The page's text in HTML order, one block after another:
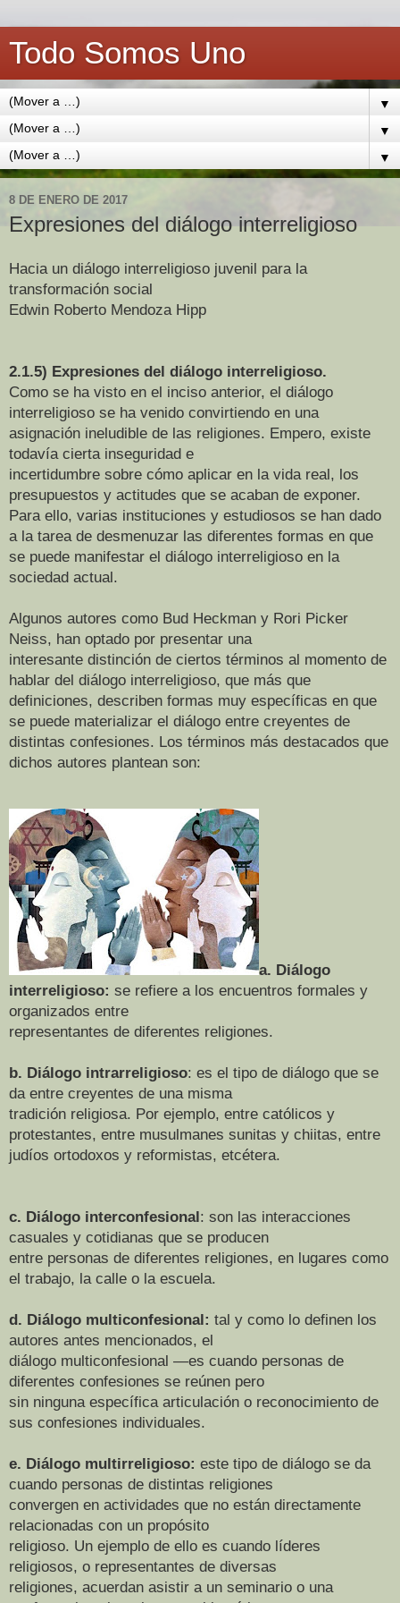
Todo Somos Uno
▼
▼
▼
8 DE ENERO DE 2017
Expresiones del diálogo interreligioso
Hacia un diálogo interreligioso juvenil para la
transformación social
Edwin Roberto Mendoza Hipp
2.1.5) Expresiones del diálogo interreligioso.
Como se ha visto en el inciso anterior, el diálogo
interreligioso se ha venido convirtiendo en una
asignación ineludible de las religiones. Empero, existe
todavía cierta inseguridad e
incertidumbre sobre cómo aplicar en la vida real, los
presupuestos y actitudes que se acaban de exponer.
Para ello, varias instituciones y estudiosos se han dado
a la tarea de desmenuzar las diferentes formas en que
se puede manifestar el diálogo interreligioso en la
sociedad actual.
Algunos autores como Bud Heckman y Rori Picker
Neiss, han optado por presentar una
interesante distinción de ciertos términos al momento de
hablar del diálogo interreligioso, que más que
definiciones, describen formas muy específicas en que
se puede materializar el diálogo entre creyentes de
distintas confesiones. Los términos más destacados que
dichos autores plantean son:
a. Diálogo
interreligioso: se refiere a los encuentros formales y
organizados entre
representantes de diferentes religiones.
b. Diálogo intrarreligioso: es el tipo de diálogo que se
da entre creyentes de una misma
tradición religiosa. Por ejemplo, entre católicos y
protestantes, entre musulmanes sunitas y chiitas, entre
judíos ortodoxos y reformistas, etcétera.
c. Diálogo interconfesional: son las interacciones
casuales y cotidianas que se producen
entre personas de diferentes religiones, en lugares como
el trabajo, la calle o la escuela.
d. Diálogo multiconfesional: tal y como lo definen los
autores antes mencionados, el
diálogo multiconfesional ―es cuando personas de
diferentes confesiones se reúnen pero
sin ninguna específica articulación o reconocimiento de
sus confesiones individuales.
e. Diálogo multirreligioso: este tipo de diálogo se da
cuando personas de distintas religiones
convergen en actividades que no están directamente
relacionadas con un propósito
religioso. Un ejemplo de ello es cuando líderes
religiosos, o representantes de diversas
religiones, acuerdan asistir a un seminario o una